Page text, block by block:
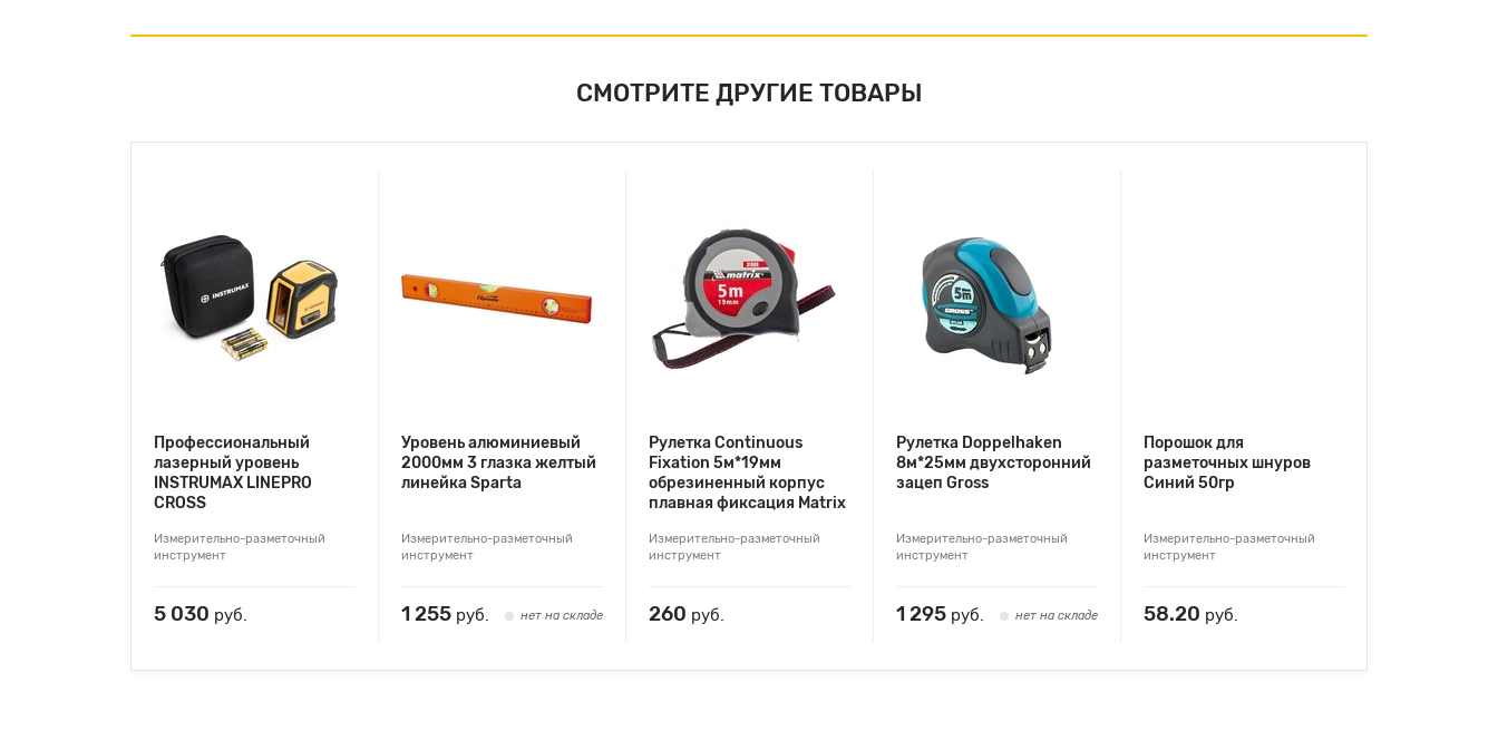
СМОТРИТЕ ДРУГИЕ ТОВАРЫ
Профессиональный
лазерный уровень
INSTRUMAX LINEPRO
CROSS
Измерительно-разметочный
инструмент
5 030 руб.
Уровень алюминиевый
2000мм 3 глазка желтый
линейка Sparta
Измерительно-разметочный
инструмент
1 255 руб. нет на складе
Рулетка Continuous
Fixation 5м*19мм
обрезиненный корпус
плавная фиксация Matrix
Измерительно-разметочный
инструмент
260 руб.
Рулетка Doppelhaken
8м*25мм двухсторонний
зацеп Gross
Измерительно-разметочный
инструмент
1 295 руб. нет на складе
Порошок для
разметочных шнуров
Синий 50гр
Измерительно-разметочный
инструмент
58.20 руб.